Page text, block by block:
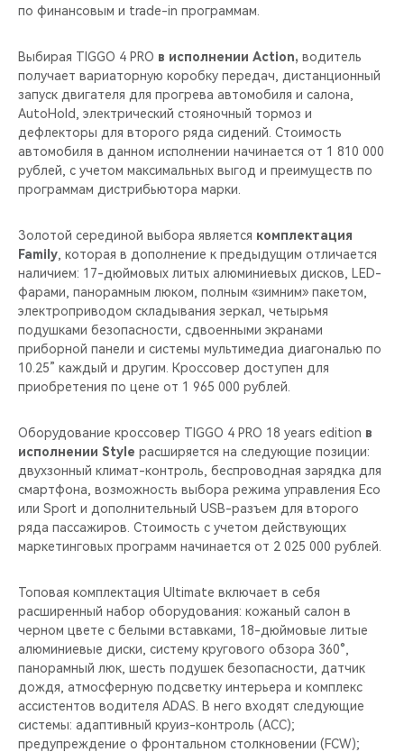
по финансовым и trade-in программам.
Выбирая TIGGO 4 PRO в исполнении Action, водитель
получает вариаторную коробку передач, дистанционный
запуск двигателя для прогрева автомобиля и салона,
AutoHold, электрический стояночный тормоз и
дефлекторы для второго ряда сидений. Стоимость
автомобиля в данном исполнении начинается от 1 810 000
рублей, с учетом максимальных выгод и преимуществ по
программам дистрибьютора марки.
Золотой серединой выбора является комплектация
Family , которая в дополнение к предыдущим отличается
наличием: 17-дюймовых литых алюминиевых дисков, LED-
фарами, панорамным люком, полным «зимним» пакетом,
электроприводом складывания зеркал, четырьмя
подушками безопасности, сдвоенными экранами
приборной панели и системы мультимедиа диагональю по
10.25” каждый и другим. Кроссовер доступен для
приобретения по цене от 1 965 000 рублей.
Оборудование кроссовер TIGGO 4 PRO 18 years edition в
исполнении Style расширяется на следующие позиции:
двухзонный климат-контроль, беспроводная зарядка для
смартфона, возможность выбора режима управления Eco
или Sport и дополнительный USB-разъем для второго
ряда пассажиров. Стоимость с учетом действующих
маркетинговых программ начинается от 2 025 000 рублей.
Топовая комплектация Ultimate включает в себя
расширенный набор оборудования: кожаный салон в
черном цвете с белыми вставками, 18-дюймовые литые
алюминиевые диски, систему кругового обзора 360°,
панорамный люк, шесть подушек безопасности, датчик
дождя, атмосферную подсветку интерьера и комплекс
ассистентов водителя ADAS. В него входят следующие
системы: адаптивный круиз-контроль (ACC);
предупреждение о фронтальном столкновении (FCW);